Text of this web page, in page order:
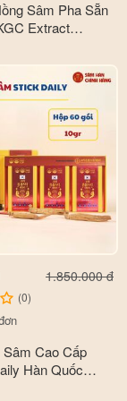
quá trình tuần
sức đề kháng
thích hợp
Sâm Pha Sẵn
Extract
1.850.000 đ
(0)
Cao Cấp
Hàn Quốc